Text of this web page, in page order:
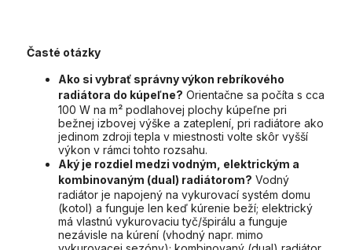
Časté otázky
Ako si vybrať správny výkon rebríkového
radiátora do kúpeľne? Orientačne sa počíta s cca
100 W na m² podlahovej plochy kúpeľne pri
bežnej izbovej výške a zateplení, pri radiátore ako
jedinom zdroji tepla v miestnosti volte skôr vyšší
výkon v rámci tohto rozsahu.
Aký je rozdiel medzi vodným, elektrickým a
kombinovaným (dual) radiátorom? Vodný
radiátor je napojený na vykurovací systém domu
(kotol) a funguje len keď kúrenie beží; elektrický
má vlastnú vykurovaciu tyč/špirálu a funguje
nezávisle na kúrení (vhodný napr. mimo